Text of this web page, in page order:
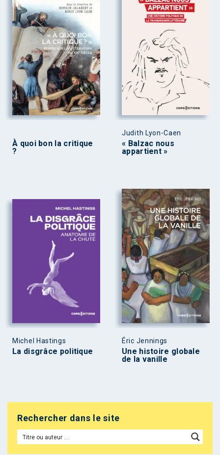
À quoi bon la critique
?
Judith Lyon-Caen
« Balzac nous
appartient »
Michel Hastings
La disgrâce politique
Éric Jennings
Une histoire globale
de la vanille
Rechercher dans le site